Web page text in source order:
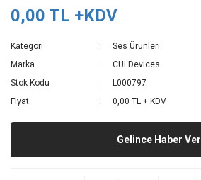
0,00 TL +KDV
Kategori
Ses Ürünleri
Marka
CUI Devices
Stok Kodu
L000797
Fiyat
0,00 TL + KDV
Gelince Haber Ver